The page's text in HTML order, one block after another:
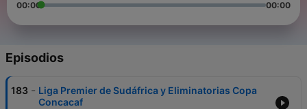
00:00 00:00
Episodios
183 - Liga Premier de Sudáfrica y Eliminatorias Copa
Concacaf